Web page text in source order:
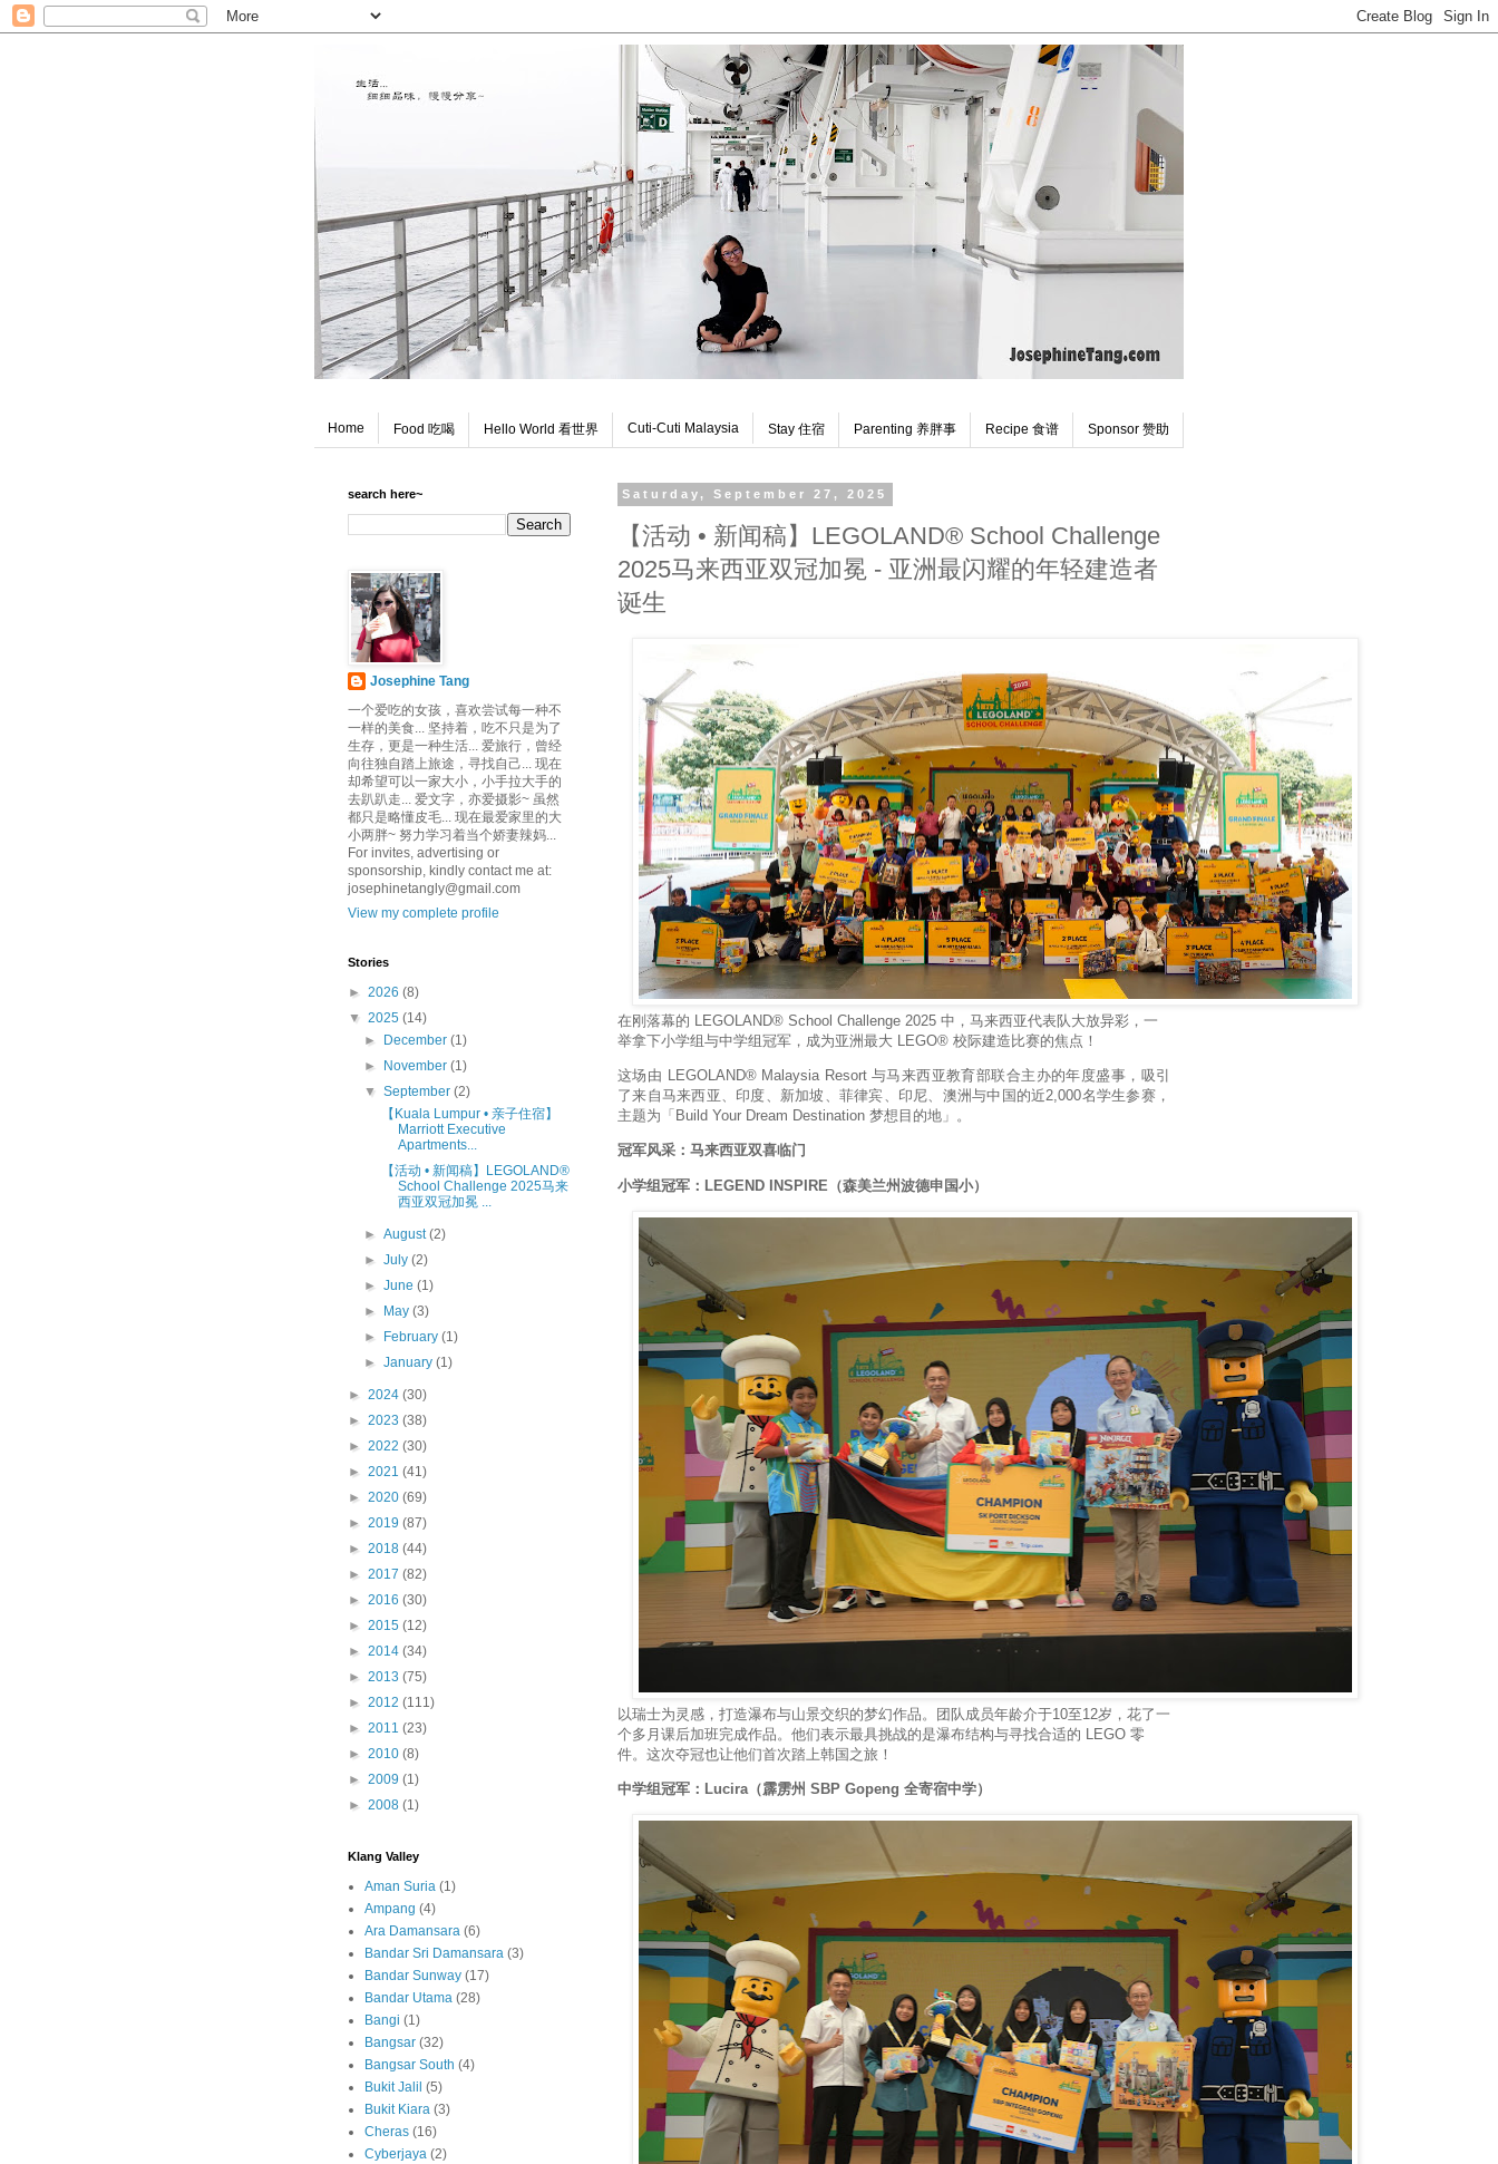
Home Food 吃喝 Hello World 看世界 Cuti-Cuti Malaysia Stay 住宿 Parenting 养胖事 Recipe 食谱 Sponsor 赞助
Saturday, September 27, 2025
【活动 • 新闻稿】LEGOLAND® School Challenge
2025马来西亚双冠加冕 - 亚洲最闪耀的年轻建造者
诞生
在刚落幕的 LEGOLAND® School Challenge 2025 中，马来西亚代表队大放异彩，一
举拿下小学组与中学组冠军，成为亚洲最大 LEGO® 校际建造比赛的焦点！
这场由 LEGOLAND® Malaysia Resort 与马来西亚教育部联合主办的年度盛事，吸引
了来自马来西亚、印度、新加坡、菲律宾、印尼、澳洲与中国的近2,000名学生参赛，
主题为「Build Your Dream Destination 梦想目的地」。
冠军风采：马来西亚双喜临门
小学组冠军：LEGEND INSPIRE（森美兰州波德申国小）
以瑞士为灵感，打造瀑布与山景交织的梦幻作品。团队成员年龄介于10至12岁，花了一
个多月课后加班完成作品。他们表示最具挑战的是瀑布结构与寻找合适的 LEGO 零
件。这次夺冠也让他们首次踏上韩国之旅！
中学组冠军：Lucira（霹雳州 SBP Gopeng 全寄宿中学）
search here~
Josephine Tang
一个爱吃的女孩，喜欢尝试每一种不
一样的美食... 坚持着，吃不只是为了
生存，更是一种生活... 爱旅行，曾经
向往独自踏上旅途，寻找自己... 现在
却希望可以一家大小，小手拉大手的
去趴趴走... 爱文字，亦爱摄影~ 虽然
都只是略懂皮毛... 现在最爱家里的大
小两胖~ 努力学习着当个娇妻辣妈...
For invites, advertising or
sponsorship, kindly contact me at:
josephinetangly@gmail.com
View my complete profile
Stories
► 2026 (8)
▼ 2025 (14)
►
December(1)
►
November(1)
▼September(2)
【Kuala Lumpur • 亲子住宿】
Marriott Executive
Apartments...
【活动 • 新闻稿】LEGOLAND®
School Challenge 2025马来
西亚双冠加冕 ...
►August(2)
►July(2)
►June(1)
►
May(3)
►
February(1)
►January(1)
► 2024 (30)
► 2023 (38)
► 2022 (30)
► 2021 (41)
► 2020 (69)
► 2019 (87)
► 2018 (44)
► 2017 (82)
► 2016 (30)
► 2015 (12)
► 2014 (34)
► 2013 (75)
► 2012 (111)
► 2011 (23)
► 2010 (8)
► 2009 (1)
► 2008 (1)
Klang Valley
Aman Suria (1)
Ampang (4)
Ara Damansara (6)
Bandar Sri Damansara (3)
Bandar Sunway (17)
Bandar Utama (28)
Bangi (1)
Bangsar (32)
Bangsar South (4)
Bukit Jalil (5)
Bukit Kiara (3)
Cheras (16)
Cyberjaya (2)